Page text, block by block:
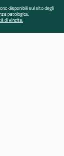
disponibili sul sito degli
patologica.
di vincita.